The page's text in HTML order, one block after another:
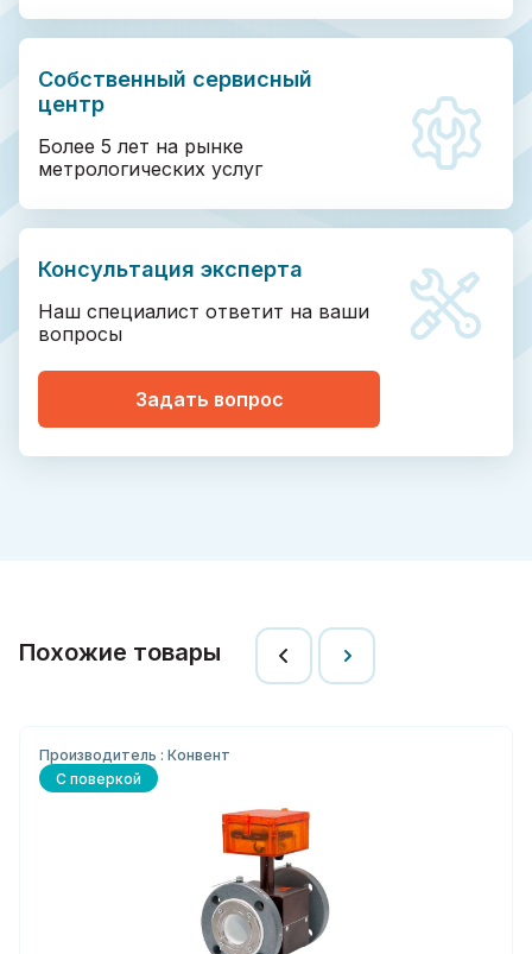
Собственный сервисный
центр
Более 5 лет на рынке
метрологических услуг
Консультация эксперта
Наш специалист ответит на ваши
вопросы
Задать вопрос
Похожие товары
Производитель : Конвент
С поверкой